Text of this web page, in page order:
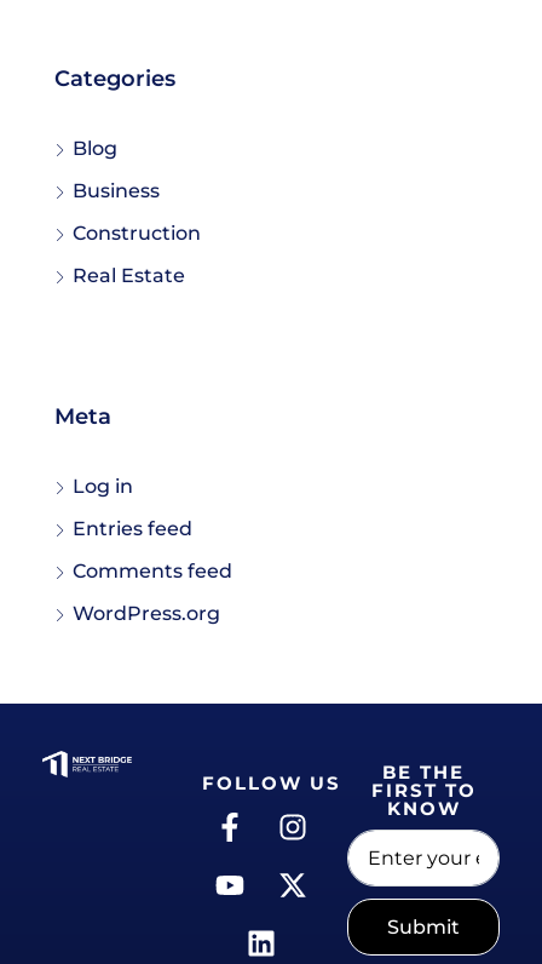
Categories
Blog
Business
Construction
Real Estate
Meta
Log in
Entries feed
Comments feed
WordPress.org
FOLLOW US BE THE
FIRST TO
KNOW
Submit